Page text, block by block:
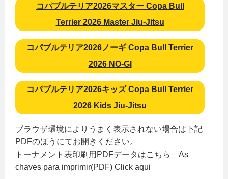
コパブルテリア2026マスター Copa Bull
Terrier 2026 Master Jiu-Jitsu
コパブルテリア2026ノーギ Copa Bull Terrier
2026 NO-GI
コパブルテリア2026キッズ Copa Bull Terrier
2026 Kids Jiu-Jitsu
ブラウザ環境によりうまく表示されない場合は下記
PDFのほうにてお開きください。
トーナメント表印刷用PDFデータはこちら As
chaves para imprimir(PDF) Click aqui